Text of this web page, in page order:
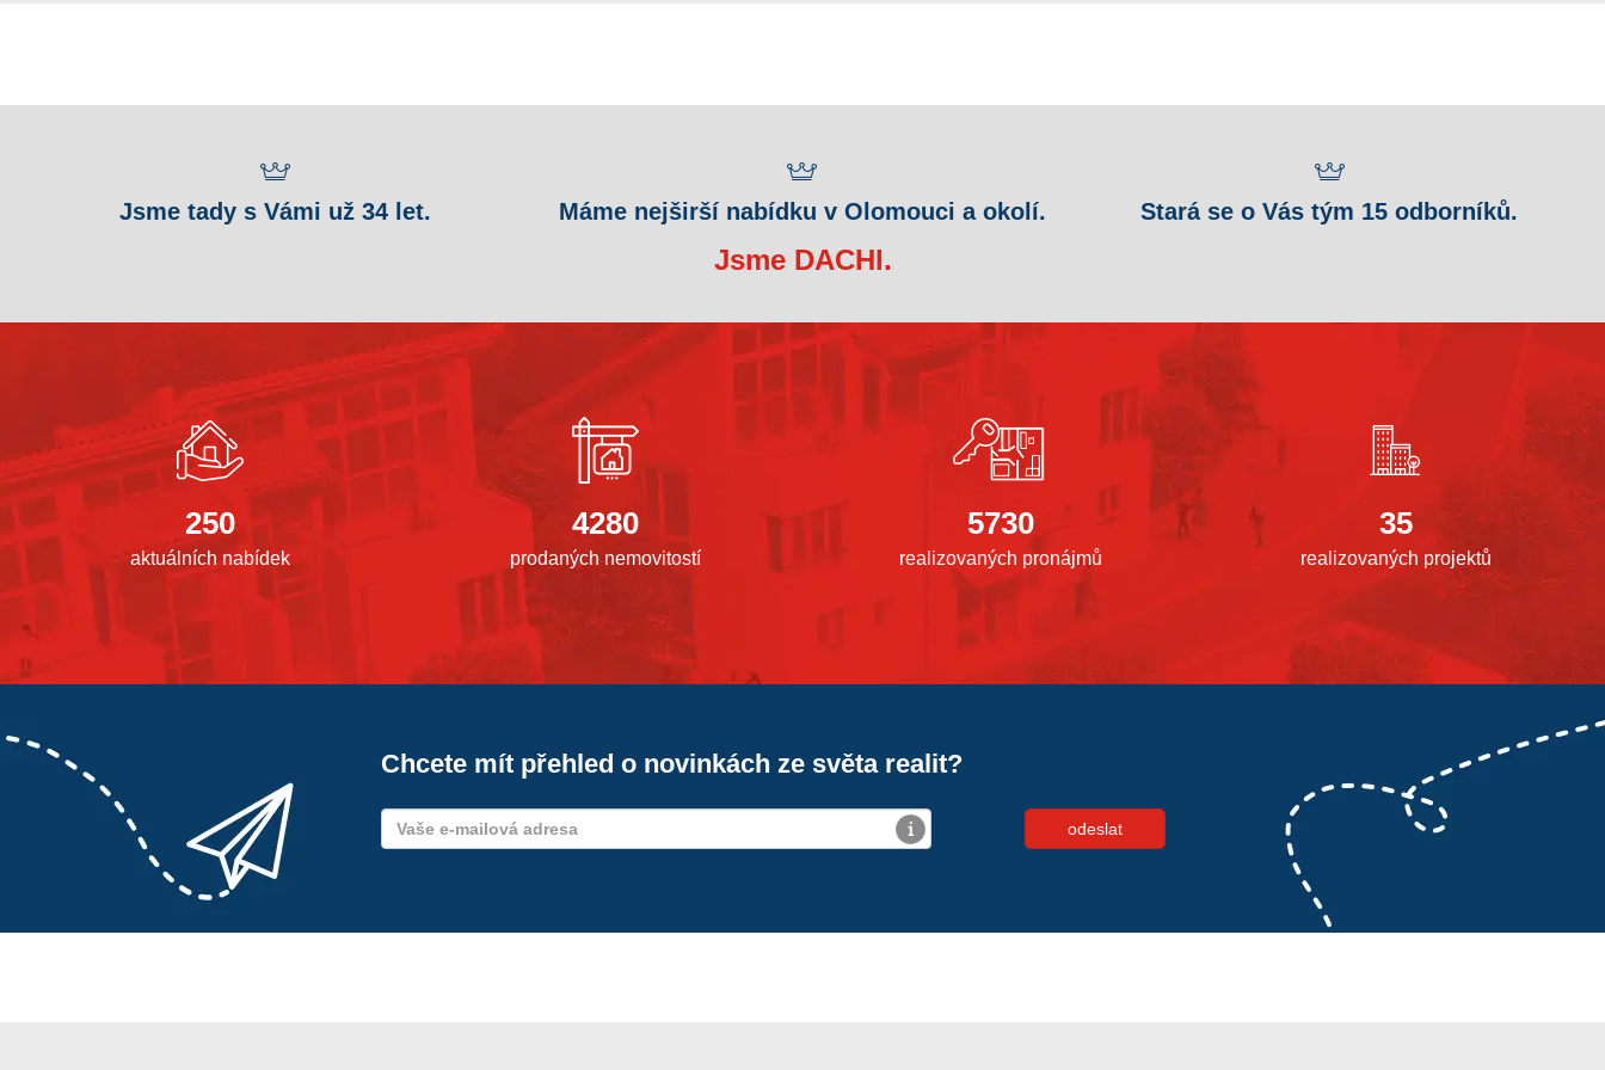
Jsme tady s Vámi už 34 let. Máme nejširší nabídku v Olomouci a okolí. Stará se o Vás tým 15 odborníků.
Jsme DACHI.
250
aktuálních nabídek
4280
prodaných nemovitostí
5730
realizovaných pronájmů
35
realizovaných projektů
Chcete mít přehled o novinkách ze světa realit?